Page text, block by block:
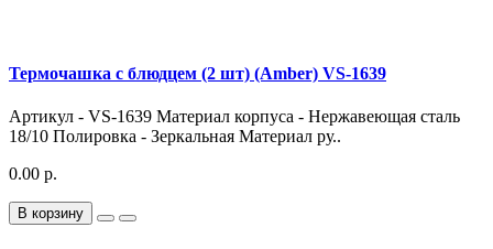
Термочашка с блюдцем (2 шт) (Amber) VS-1639
Артикул - VS-1639 Материал корпуса - Нержавеющая сталь
18/10 Полировка - Зеркальная Материал ру..
0.00 р.
В корзину